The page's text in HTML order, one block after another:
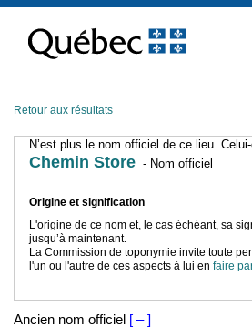
contenu
Retour aux résultats
N’est plus le nom officiel de ce lieu.
Chemin Store - Nom officiel
Origine et signification
L'origine de ce nom et, le cas échéant, sa
jusqu’à maintenant.
La Commission de toponymie invite toute
l'un ou l'autre de ces aspects à lui en faire
Ancien nom officiel [ – ]